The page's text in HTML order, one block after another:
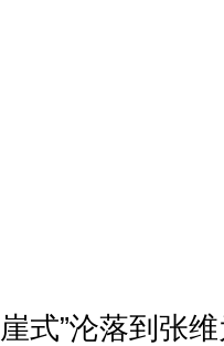
崖式”沦落到张